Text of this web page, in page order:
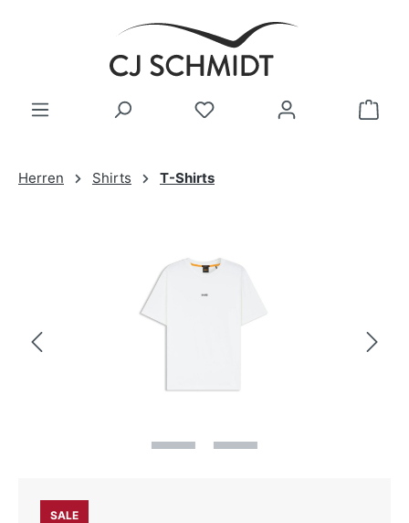
Zum Hauptinhalt springen
Herren Shirts T-Shirts
SALE